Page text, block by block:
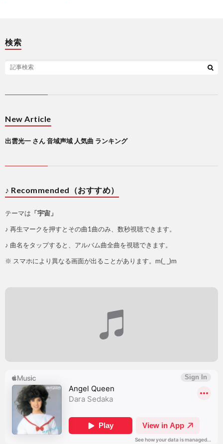
検索
New Article
出雲光一 さん 音域声域 人気曲 ランキング
♪ Recommended（おすすめ）
テーマは 「宇宙」
♪ 再生マークを押すとその曲1曲のみ、数秒視聴できます。
♪ 曲名をタップすると、アルバム曲全曲を視聴できます。
※ スマホにより異なる画面が出ることがあります。m(_ _)m